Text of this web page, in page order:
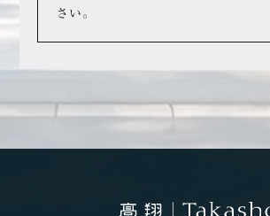
さい。